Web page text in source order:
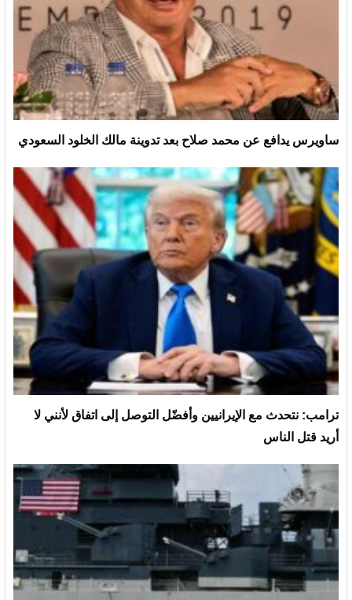
ساويرس يدافع عن محمد صلاح بعد تدوينة مالك الخلود السعودي
ترامب: نتحدث مع الإيرانيين وأفضّل التوصل إلى اتفاق لأنني لا
أريد قتل الناس